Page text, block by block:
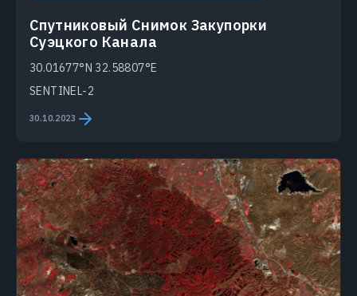
Спутниковый Снимок Закупорки
Суэцкого Канала
30.01677°N 32.58807°E
SENTINEL-2
30.10.2023